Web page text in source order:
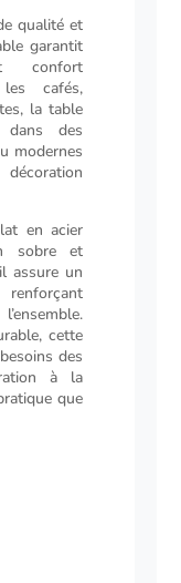
qualité et
garantit
confort
cafés,
la table
dans des
modernes
en acier
sobre et
assure un
cette
des
à la
que